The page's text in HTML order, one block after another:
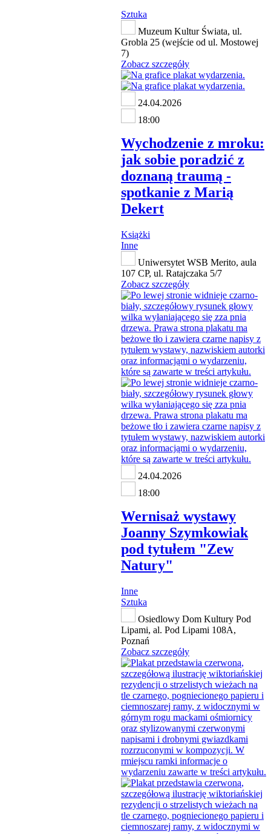
Sztuka
Muzeum Kultur Świata, ul.
Grobla 25 (wejście od ul. Mostowej
7)
Zobacz szczegóły
24.04.2026
18:00
Wychodzenie z mroku:
jak sobie poradzić z
doznaną traumą -
spotkanie z Marią
Dekert
Książki
Inne
Uniwersytet WSB Merito, aula
107 CP, ul. Ratajczaka 5/7
Zobacz szczegóły
24.04.2026
18:00
Wernisaż wystawy
Joanny Szymkowiak
pod tytułem "Zew
Natury"
Inne
Sztuka
Osiedlowy Dom Kultury Pod
Lipami, al. Pod Lipami 108A,
Poznań
Zobacz szczegóły